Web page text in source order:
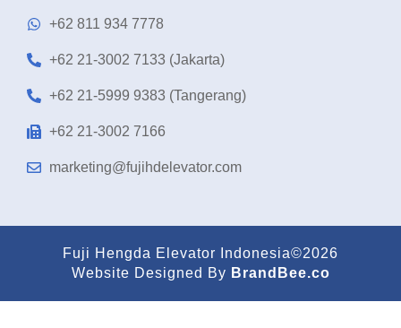
+62 811 934 7778
+62 21-3002 7133 (Jakarta)
+62 21-5999 9383 (Tangerang)
+62 21-3002 7166
marketing@fujihdelevator.com
Fuji Hengda Elevator Indonesia©2026
Website Designed By BrandBee.co